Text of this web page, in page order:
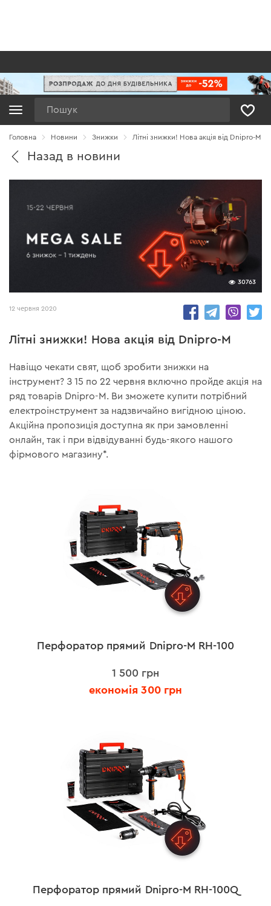
Головна Новини Знижки Літні знижки! Нова акція від Dnipro-M
Назад в новини
30763
12 червня 2020
Літні знижки! Нова акція від Dnipro-M
Навіщо чекати свят, щоб зробити знижки на
інструмент? З 15 по 22 червня включно пройде акція на
ряд товарів Dnipro-M. Ви зможете купити потрібний
електроінструмент за надзвичайно вигідною ціною.
Акційна пропозиція доступна як при замовленні
онлайн, так і при відвідуванні будь-якого нашого
фірмового магазину*.
Перфоратор прямий Dnipro-M RH-100
1 500 грн
економія 300 грн
Перфоратор прямий Dnipro-M RH-100Q